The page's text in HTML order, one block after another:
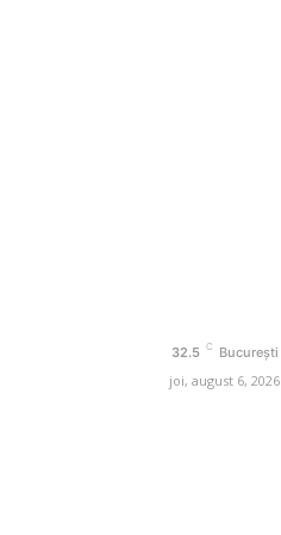
32.5 C București
joi, august 6, 2026